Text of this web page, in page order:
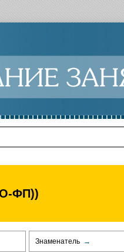
ФП))
Знаменатель →